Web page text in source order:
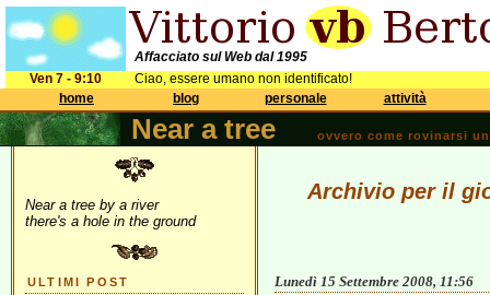
Affacciato sul Web dal 1995
Ven 7 - 9:10
Ciao, essere umano non identificato!
home
blog personale attività
Near a tree ovvero come rovinarsi
Near a tree by a river
there's a hole in the ground
ULTIMI POST
Archivio per il
Lunedì 15 Settembre 2008, 11:56